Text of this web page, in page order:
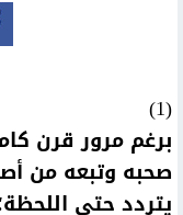
(1)
برغم مرور قرن
صحبه وتبعه من
يتردد حتى